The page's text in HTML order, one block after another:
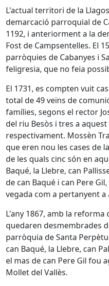
L'actual territori de la
demarcació parroquial de
1192, i anteriorment a la
Fost de Campsentelles. El
parròquies de Cabanyes i
feligresia, que no feia
El 1731, es compten vuit
total de 49 veïns de
famílies, segons el rector
del riu Besòs i tres a
respectivament. Mossèn
que eren nou les cases de
de les quals cinc són en
Baqué, la Llebre, can
de can Baqué i can Pere
vegada com a pertanyent
L'any 1867, amb la reforma
quedaren desmembrades
parròquia de Santa
can Baqué, la Llebre, can
el mas de can Pere Gil fou
Mollet del Vallès.